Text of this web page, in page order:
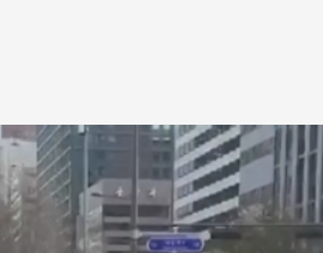
频道 VR/AR 4K专区 全景新闻
请入列 人生第一次 人生第二次
会 CBA NBA 中超 国足